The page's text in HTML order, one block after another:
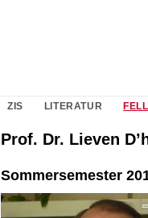
ZIS LITERATUR
Prof. Dr. Lieven
Sommersemester